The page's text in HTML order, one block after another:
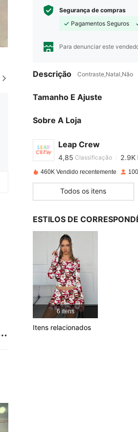
Segurança de compras
Pagamentos Seguros
Para denunciar este
Descrição Contraste,Natal,Não
Tamanho E Ajuste
Sobre A Loja
Leap Crew
4,85
4,85
4,85 Classificação 2.9K
j***0pago1 dia
4,85 2.9K
4,85
4,85
4,85
4,85
460K Vendido recentemente
Todos os itens
ESTILOS DE
6 itens
Itens relacionados